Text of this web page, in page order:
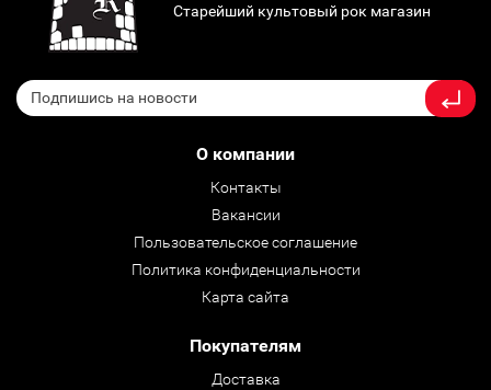
Старейший культовый рок магазин
О компании
Контакты
Вакансии
Пользовательское соглашение
Политика конфиденциальности
Карта сайта
Покупателям
Доставка